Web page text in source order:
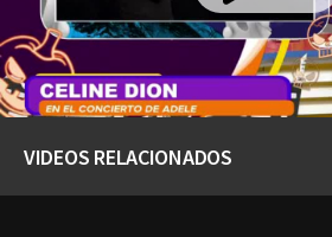
VIDEOS RELACIONADOS